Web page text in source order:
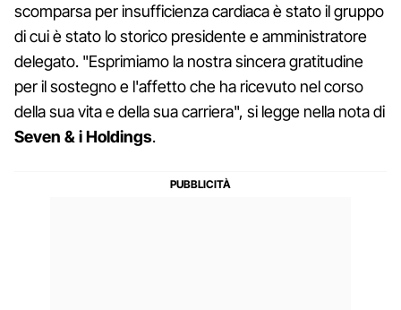
scomparsa per insufficienza cardiaca è stato il gruppo
di cui è stato lo storico presidente e amministratore
delegato. "Esprimiamo la nostra sincera gratitudine
per il sostegno e l'affetto che ha ricevuto nel corso
della sua vita e della sua carriera", si legge nella nota di
Seven & i Holdings.